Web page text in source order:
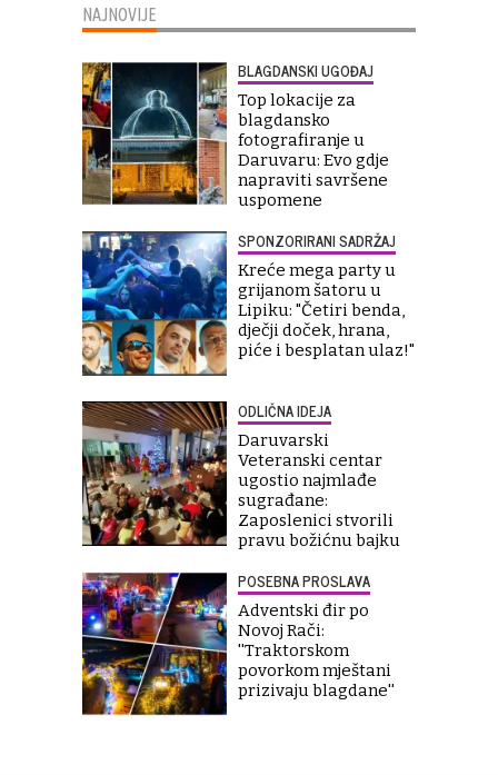
NAJNOVIJE
BLAGDANSKI UGOĐAJ
Top lokacije za
blagdansko
fotografiranje u
Daruvaru: Evo gdje
napraviti savršene
uspomene
SPONZORIRANI SADRŽAJ
Kreće mega party u
grijanom šatoru u
Lipiku: "Četiri benda,
dječji doček, hrana,
piće i besplatan ulaz!"
ODLIČNA IDEJA
Daruvarski
Veteranski centar
ugostio najmlađe
sugrađane:
Zaposlenici stvorili
pravu božićnu bajku
POSEBNA PROSLAVA
Adventski đir po
Novoj Rači:
''Traktorskom
povorkom mještani
prizivaju blagdane''